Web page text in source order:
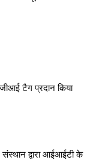
टैग प्रदान किया
द्वारा आईआईटी के